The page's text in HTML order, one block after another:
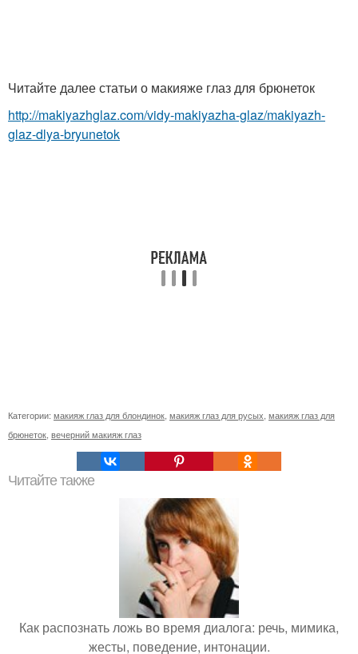
Читайте далее статьи о макияже глаз для брюнеток
http://makiyazhglaz.com/vidy-makiyazha-glaz/makiyazh-
glaz-dlya-bryunetok
Категории: макияж глаз для блондинок макияж глаз для русых макияж глаз для
брюнеток вечерний макияж глаз
Читайте также
Как распознать ложь во время диалога: речь, мимика,
жесты, поведение, интонации.